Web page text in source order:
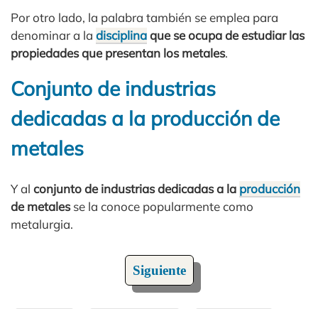
Por otro lado, la palabra también se emplea para
denominar a la disciplinaque se ocupa de estudiar las
propiedades que presentan los metales.
Conjunto de industrias
dedicadas a la producción de
metales
Y al conjunto de industrias dedicadas a la producción
de metalesse la conoce popularmente como
metalurgia.
Siguiente